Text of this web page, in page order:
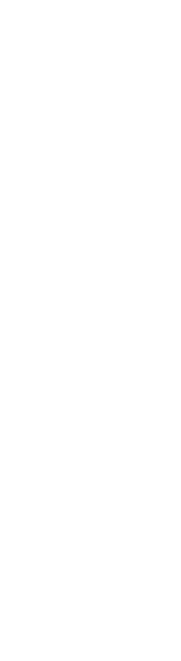
延長到8月!!
星
報名
保齡球聯誼賽
面貌，7/1 新官